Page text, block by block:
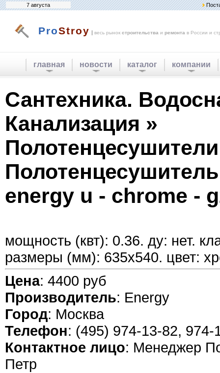
7 августа
ProStroy | весь рынок строительства и ремонта в России и
главная новости каталог компании
Сантехника.
Канализация »
energy u - chrome -
мощность (квт): 0.36. ду: нет.
размеры (мм): 635x540. цвет:
Цена: 4400 руб
Производитель: Energy
Город: Москва
Телефон: (495) 974-13-82, 974-
Контактное лицо: Менеджер
Петр